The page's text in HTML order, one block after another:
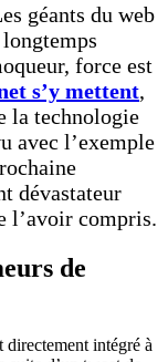
géants du web
force est
s’y mettent,
la technologie
avec l’exemple
dévastateur
l’avoir compris.
de
directement intégré à